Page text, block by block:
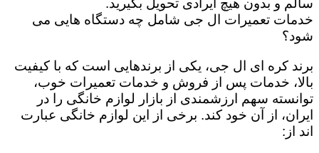
سالم و بدون هیچ ایرادی تحویل بگیرید.
خدمات تعمیرات ال جی شامل چه دستگاه هایی می
شود؟
برند کره ای ال جی، یکی از برندهایی است که با کیفیت
بالا، خدمات پس از فروش و خدمات تعمیرات خوب،
توانسته سهم ارزشمندی از بازار لوازم خانگی را در
ایران، از آن خود کند. برخی از این لوازم خانگی عبارت
اند از: